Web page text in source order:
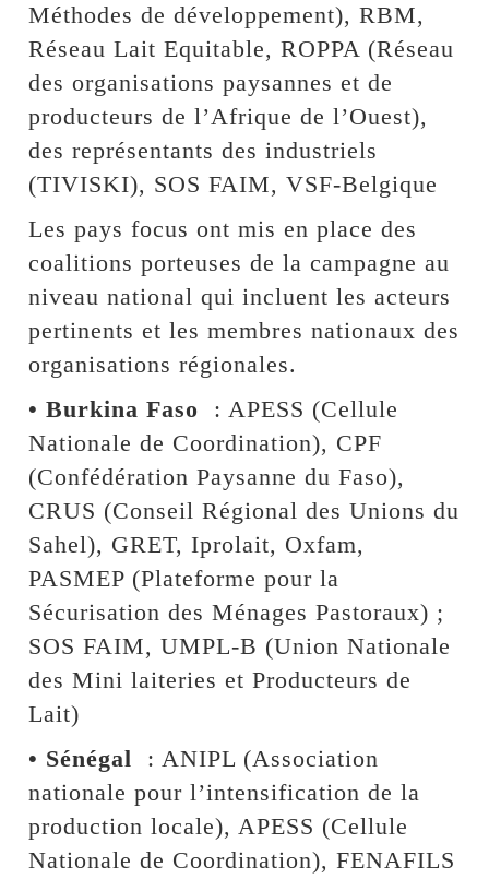
Méthodes de développement), RBM,
Réseau Lait Equitable, ROPPA (Réseau
des organisations paysannes et de
producteurs de l’Afrique de l’Ouest),
des représentants des industriels
(TIVISKI), SOS FAIM, VSF-Belgique
Les pays focus ont mis en place des
coalitions porteuses de la campagne au
niveau national qui incluent les acteurs
pertinents et les membres nationaux des
organisations régionales.
• Burkina Faso
: APESS (Cellule
Nationale de Coordination), CPF
(Confédération Paysanne du Faso),
CRUS (Conseil Régional des Unions du
Sahel), GRET, Iprolait, Oxfam,
PASMEP (Plateforme pour la
Sécurisation des Ménages Pastoraux) ;
SOS FAIM, UMPL-B (Union Nationale
des Mini laiteries et Producteurs de
Lait)
• Sénégal
: ANIPL (Association
nationale pour l’intensification de la
production locale), APESS (Cellule
Nationale de Coordination), FENAFILS